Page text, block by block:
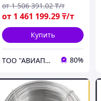
от 1 461 199.29 ₸/т
от 1 506 391.02 ₸/т
Купить
ТОО "АВИАПРОМСТАЛЬ" 80%